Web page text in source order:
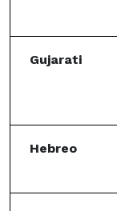
Gujarati
Hebreo